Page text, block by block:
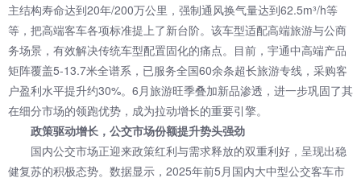
主结构寿命达到20年/200万公里，强制通风换气量达到62.5m³/h等
等，把高端客车各项标准提上了新台阶。该车型适配高端旅游与公商
务场景，有效解决传统车型配置固化的痛点。目前，宇通中高端产品
矩阵覆盖5-13.7米全谱系，已服务全国60余条超长旅游专线，采购客
户盈利水平提升约30%。6月旅游旺季叠加新品渗透，进一步巩固了其
在细分市场的领跑优势，成为拉动增长的重要引擎。
政策驱动增长，公交市场份额提升势头强劲
国内公交市场正迎来政策红利与需求释放的双重利好，呈现出稳
健复苏的积极态势。数据显示，2025年前5月国内大中型公交客车市